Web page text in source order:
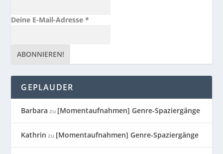
Deine E-Mail-Adresse*
GEPLAUDER
Barbara zu [Momentaufnahmen] Genre-Spaziergänge
Kathrin zu [Momentaufnahmen] Genre-Spaziergänge